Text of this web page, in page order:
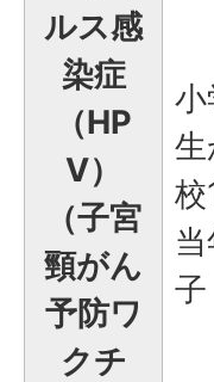
ルス感
染症
（HP
V）
（子宮
頸がん
予防ワ
クチ
校
子